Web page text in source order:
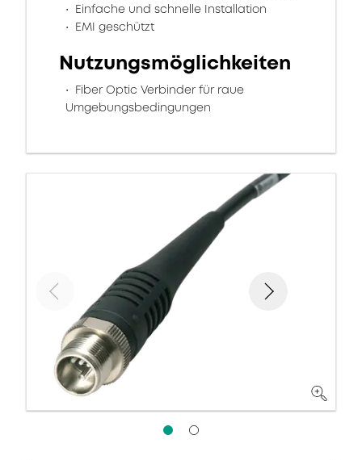
Einfache und schnelle Installation
EMI geschützt
Nutzungsmöglichkeiten
Fiber Optic Verbinder für raue
Umgebungsbedingungen